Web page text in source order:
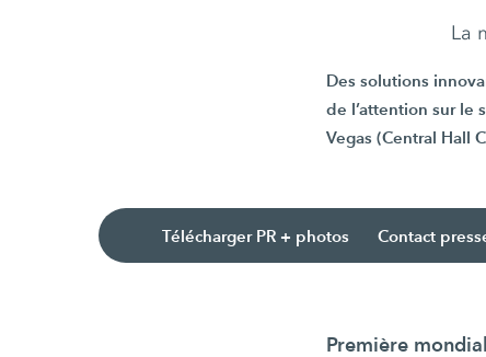
La
Des solutions
de l’attention sur le
Vegas (Central Hall
Télécharger PR + photos Contact
Première